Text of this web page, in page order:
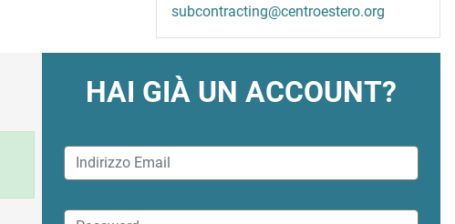
subcontracting@centroestero.org
HAI GIÀ UN ACCOUNT?